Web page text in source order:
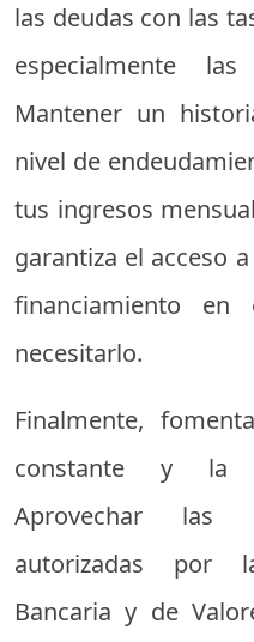
las deudas con las
especialmente
Mantener un
nivel de
tus ingresos
garantiza el acceso
financiamiento
necesitarlo.
Finalmente,
constante y la
Aprovechar las
autorizadas por
Bancaria y de